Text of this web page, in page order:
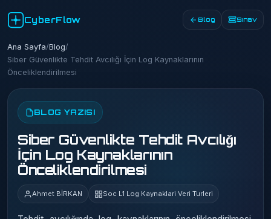
CyberFlow Blog Sınav
Ana Sayfa/Blog/
Siber Güvenlikte Tehdit Avcılığı İçin Log Kaynaklarının
Önceliklendirilmesi
BLOG YAZISI
Siber Güvenlikte Tehdit Avcılığı
İçin Log Kaynaklarının
Önceliklendirilmesi
Ahmet BİRKAN Soc L1 Log Kaynaklari Veri Turleri